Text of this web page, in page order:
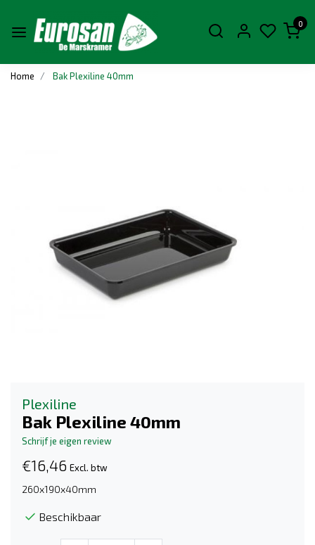
0
Home Bak Plexiline 40mm
Plexiline
Bak Plexiline 40mm
Schrijf je eigen review
€16,46 Excl. btw
260x190x40mm
Beschikbaar